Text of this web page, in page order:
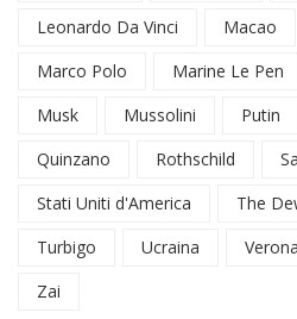
Leonardo Da Vinci
Macao
Marco Polo
Marine Le Pen
Musk
Mussolini Putin
Quinzano
Rothschild
Stati Uniti d'America
The
Turbigo
Ucraina Verona
Zai